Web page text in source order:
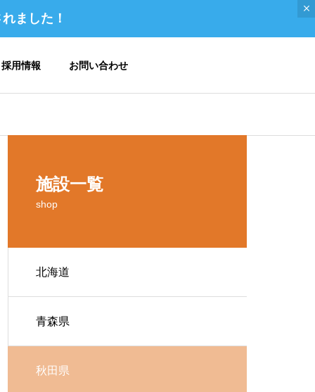
ました！
採用情報 お問い合わせ
ご挨拶 / トップメッセージ
施設一覧
shop
北海道
青森県
秋田県